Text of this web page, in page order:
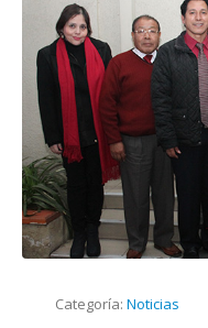
Categoría: Noticias